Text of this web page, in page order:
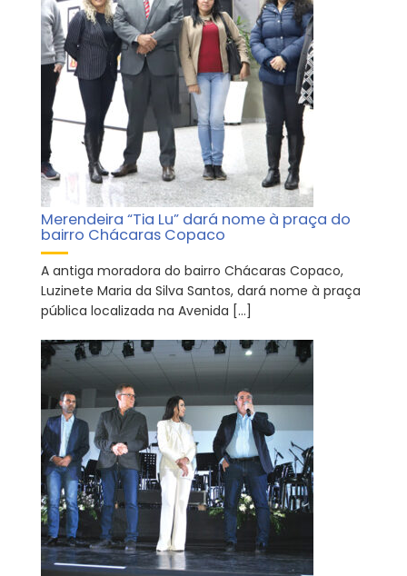
Merendeira “Tia Lu” dará nome à praça do
bairro Chácaras Copaco
A antiga moradora do bairro Chácaras Copaco,
Luzinete Maria da Silva Santos, dará nome à praça
pública localizada na Avenida […]